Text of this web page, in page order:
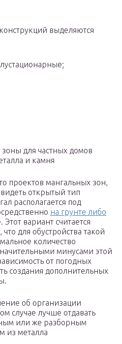
выделяются
для частных домов
и камня
проектов мангальных зон,
открытый тип
располагается под
на грунте либо
вариант считается
для обустройства такой
количество
минусами этой
от погодных
создания дополнительных
об организации
случае лучше отдавать
или же разборным
из металла